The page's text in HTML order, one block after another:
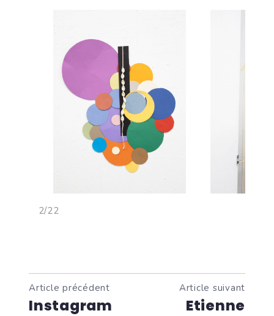
3/22
Article précédent
Instagram
Article suivant
Etienne